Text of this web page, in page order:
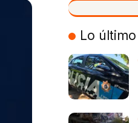
VIVO
Lo último